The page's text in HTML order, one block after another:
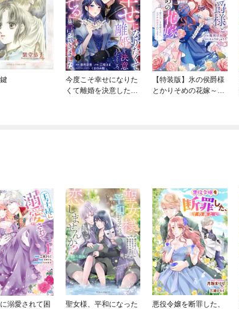
今度こそ幸せになりた
くて離婚を決意したと
【特装版】氷の侯爵様
とかりそめの花嫁～愛
溺愛されて困
聖女様、平和になった
悪役令嬢を断罪した、